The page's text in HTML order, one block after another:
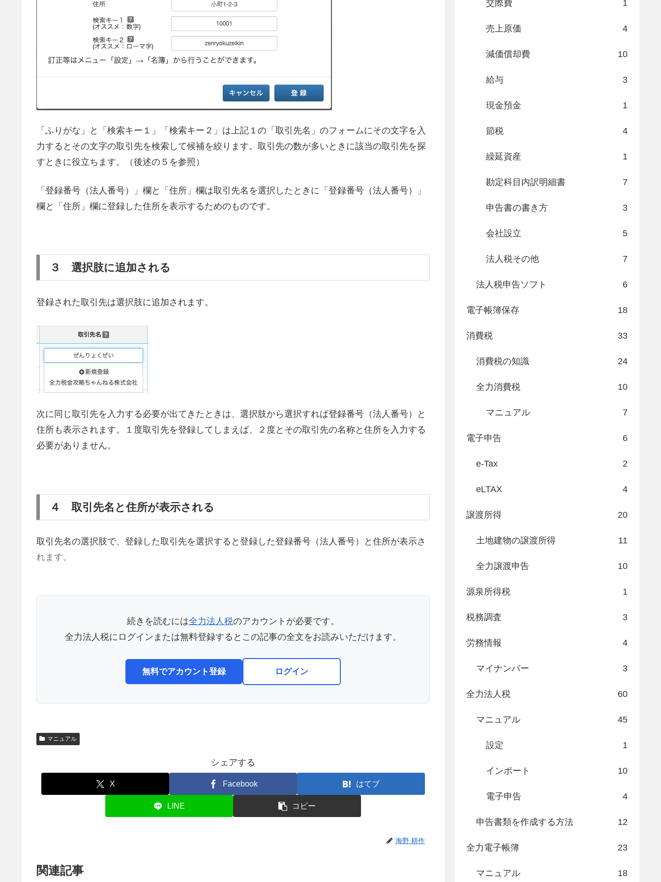
「ふりがな」と「検索キー１」「検索キー２」は上記１の「取引先名」のフォームにその文字を入
力するとその文字の取引先を検索して候補を絞ります。取引先の数が多いときに該当の取引先を探
すときに役立ちます。（後述の５を参照）
「登録番号（法人番号）」欄と「住所」欄は取引先名を選択したときに「登録番号（法人番号）」
欄と「住所」欄に登録した住所を表示するためのものです。
３ 選択肢に追加される
登録された取引先は選択肢に追加されます。
次に同じ取引先を入力する必要が出てきたときは、選択肢から選択すれば登録番号（法人番号）と
住所も表示されます。１度取引先を登録してしまえば、２度とその取引先の名称と住所を入力する
必要がありません。
４ 取引先名と住所が表示される
取引先名の選択肢で、登録した取引先を選択すると登録した登録番号（法人番号）と住所が表示さ
れます。
続きを読むには全力法人税のアカウントが必要です。
全力法人税にログインまたは無料登録するとこの記事の全文をお読みいただけます。
無料でアカウント登録 ログイン
マニュアル
シェアする
X Facebook はてブ
LINE コピー
海野 耕作
関連記事
交際費 1
売上原価 4
減価償却費 10
給与 3
現金預金 1
節税 4
繰延資産 1
勘定科目内訳明細書 7
申告書の書き方 3
会社設立 5
法人税その他 7
法人税申告ソフト 6
電子帳簿保存 18
消費税 33
消費税の知識 24
全力消費税 10
マニュアル 7
電子申告 6
e-Tax 2
eLTAX 4
譲渡所得 20
土地建物の譲渡所得 11
全力譲渡申告 10
源泉所得税 1
税務調査 3
労務情報 4
マイナンバー 3
全力法人税 60
マニュアル 45
設定 1
インポート 10
電子申告 4
申告書類を作成する方法 12
全力電子帳簿 23
マニュアル 18